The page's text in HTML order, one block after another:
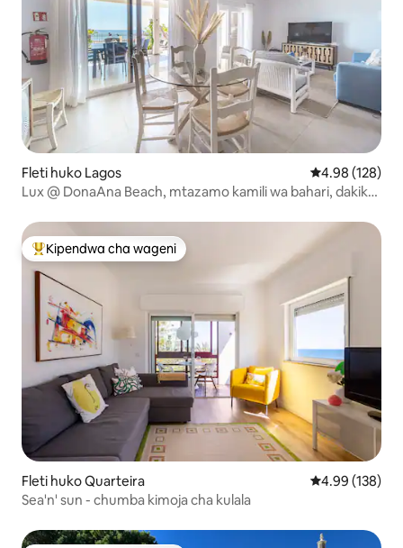
Fleti huko Lagos Ukadiriaji wa
4.98 (128)
Lux @ DonaAna Beach, mtazamo kamili wa bahari, dakika
Kipendwa maarufu cha wageni
Kipendwa cha wageni
Fleti huko Quarteira Ukadiriaji wa
4.99 (138)
Sea'n' sun - chumba kimoja cha kulala